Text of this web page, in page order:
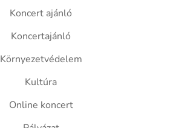
Koncert ajánló
Koncertajánló
Környezetvédelem
Kultúra
Online koncert